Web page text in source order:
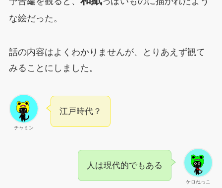
な絵だった。
話の内容はよくわかりませんが、とりあえず観て
みることにしました。
チャミン
江戸時代？
ケロねっこ
人は現代的でもある